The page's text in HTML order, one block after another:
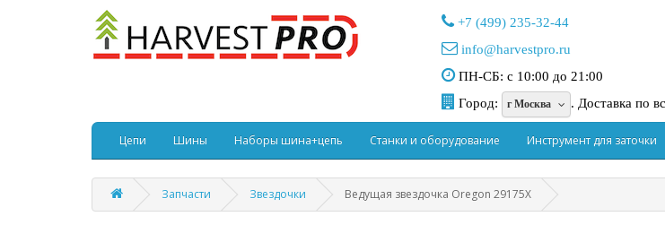
+7 (499) 235-32-44
info@harvestpro.ru
ПН-СБ: с 10:00 до 21:00
Город:
г Москва . Доставка по
Цепи Шины Наборы шина+цепь Станки и оборудование Инструмент для заточки
Запчасти Звездочки Ведущая звездочка Oregon 29175X